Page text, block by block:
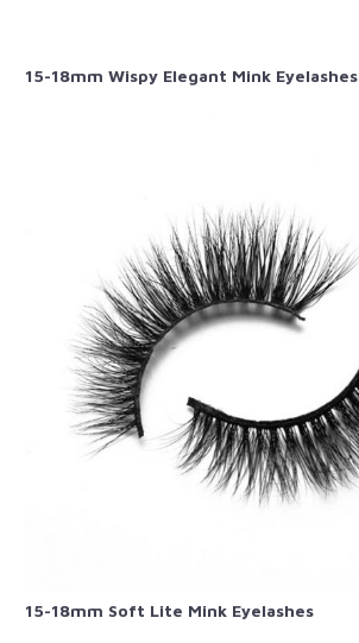
15-18mm Wispy Elegant Mink Eyelashes
15-18mm Soft Lite Mink Eyelashes